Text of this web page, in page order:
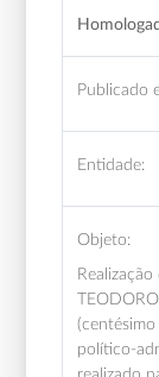
Publicado
Entidade:
Objeto:
político-